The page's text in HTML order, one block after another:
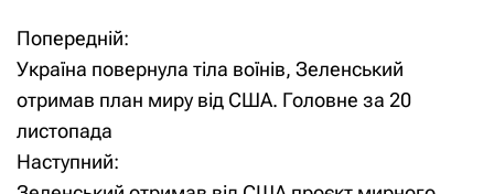
Н
а
в
і
Попередній:
Україна повернула тіла воїнів, Зеленський
отримав план миру від США. Головне за 20
листопада
Наступний: